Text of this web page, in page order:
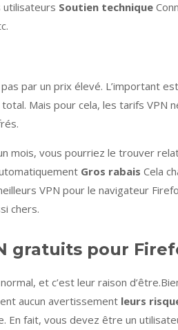
utilisateurs Soutien technique
par un prix élevé. L’important
total. Mais pour cela, les tarifs VPN
mois, vous pourriez le trouver
Gros rabais Cela
VPN pour le navigateur
chers.
gratuits pour
et c’est leur raison
aucun avertissement leurs
En fait, vous devez être un